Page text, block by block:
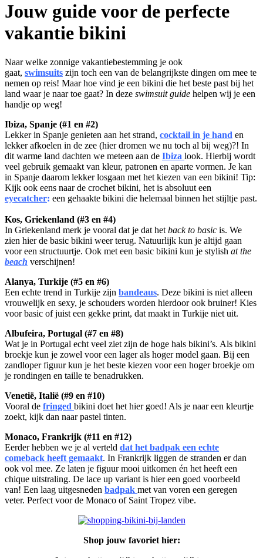
Jouw guide voor de perfecte
vakantie bikini
Naar welke zonnige vakantiebestemming je ook
gaat, swimsuits zijn toch een van de belangrijkste dingen om mee te
nemen op reis! Maar hoe vind je een bikini die het beste past bij het
land waar je naar toe gaat? In deze swimsuit guide helpen wij je een
handje op weg!
Ibiza, Spanje (#1 en #2)
Lekker in Spanje genieten aan het strand, cocktail in je hand en
lekker afkoelen in de zee (hier dromen we nu toch al bij weg)?! In
dit warme land dachten we meteen aan de Ibiza look. Hierbij wordt
veel gebruik gemaakt van kleur, patronen en aparte vormen. Je kan
in Spanje daarom lekker losgaan met het kiezen van een bikini! Tip:
Kijk ook eens naar de crochet bikini, het is absoluut een
eyecatcher: een gehaakte bikini die helemaal binnen het stijltje past.
Kos, Griekenland (#3 en #4)
In Griekenland merk je vooral dat je dat het back to basic is. We
zien hier de basic bikini weer terug. Natuurlijk kun je altijd gaan
voor een structuurtje. Ook met een basic bikini kun je stylish at the
beach verschijnen!
Alanya, Turkije (#5 en #6)
Een echte trend in Turkije zijn bandeaus. Deze bikini is niet alleen
vrouwelijk en sexy, je schouders worden hierdoor ook bruiner! Kies
voor basic of juist een gekke print, dat maakt in Turkije niet uit.
Albufeira, Portugal (#7 en #8)
Wat je in Portugal echt veel ziet zijn de hoge hals bikini’s. Als bikini
broekje kun je zowel voor een lager als hoger model gaan. Bij een
zandloper figuur kun je het beste kiezen voor een hoger broekje om
je rondingen en taille te benadrukken.
Venetië, Italië (#9 en #10)
Vooral de fringed bikini doet het hier goed! Als je naar een kleurtje
zoekt, kijk dan naar pastel tinten.
Monaco, Frankrijk (#11 en #12)
Eerder hebben we je al verteld dat het badpak een echte
comeback heeft gemaakt. In Frankrijk liggen de stranden er dan
ook vol mee. Ze laten je figuur mooi uitkomen én het heeft een
chique uitstraling. De lace up variant is hier een goed voorbeeld
van! Een laag uitgesneden badpak met van voren een geregen
veter. Perfect voor de Monaco of Saint Tropez vibe.
Shop jouw favoriet hier: